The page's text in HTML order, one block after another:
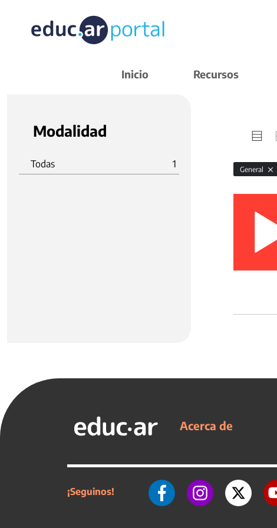
Inicio Recursos
Modalidad
Todas 1 General
Acerca de
¡Seguinos!